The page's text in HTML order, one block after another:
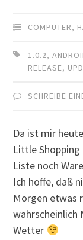
COMPUTER,
1.0.2,
RELEASE,
SCHREIBE
Da ist mir
Little
Liste noch
Ich hoffe, daß
Morgen etwas
wahrscheinlich
Wetter